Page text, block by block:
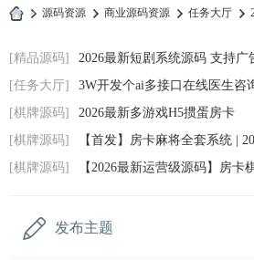
白
源
码
网
» 源码资源 › 商业源码资源 › 任务大厅 ›
[精品源码]
2026最新短剧系统源码 支持广告
[任务大厅]
3W开发个ai多接口在线医生咨
[棋牌源码]
2026最新多游戏H5掼蛋房卡
[棋牌源码]
【首发】房卡麻将全套系统 | 20种
[棋牌源码]
【2026最新运营级源码】房卡棋牌
发布主题